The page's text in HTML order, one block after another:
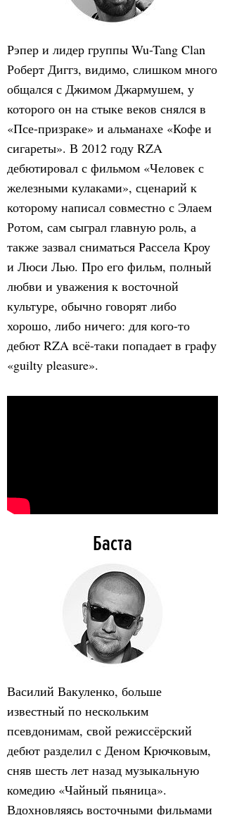
Рэпер и лидер группы Wu-Tang Clan
Роберт Диггз, видимо, слишком много
общался с Джимом Джармушем, у
которого он на стыке веков снялся в
«Псе-призраке» и альманахе «Кофе и
сигареты». В 2012 году RZA
дебютировал с фильмом «Человек с
железными кулаками», сценарий к
которому написал совместно с Элаем
Ротом, сам сыграл главную роль, а
также зазвал сниматься Рассела Кроу
и Люси Лью. Про его фильм, полный
любви и уважения к восточной
культуре, обычно говорят либо
хорошо, либо ничего: для кого-то
дебют RZA всё-таки попадает в графу
«guilty pleasure».
Баста
Василий Вакуленко, больше
известный по нескольким
псевдонимам, свой режиссёрский
дебют разделил с Деном Крючковым,
сняв шесть лет назад музыкальную
комедию «Чайный пьяница».
Вдохновляясь восточными фильмами